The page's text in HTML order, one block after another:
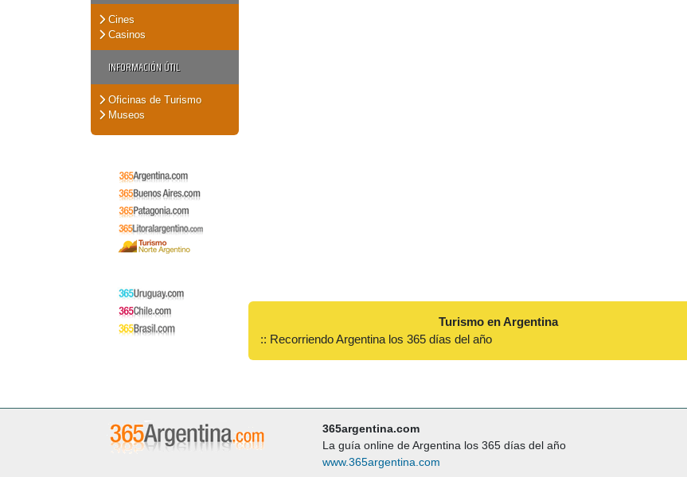
Cines
Casinos
INFORMACIÓN ÚTIL
Oficinas de Turismo
Museos
Turismo en Argentina
:: Recorriendo Argentina los 365 días del año
365argentina.com
La guía online de Argentina los 365 días del año
www.365argentina.com